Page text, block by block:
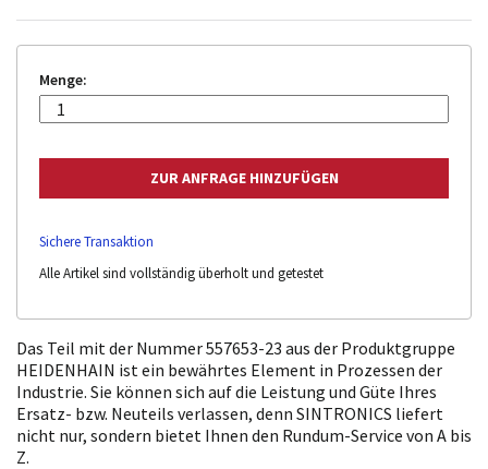
Menge:
Sichere Transaktion
Alle Artikel sind vollständig überholt und getestet
Das Teil mit der Nummer 557653-23 aus der Produktgruppe
HEIDENHAIN ist ein bewährtes Element in Prozessen der
Industrie. Sie können sich auf die Leistung und Güte Ihres
Ersatz- bzw. Neuteils verlassen, denn SINTRONICS liefert
nicht nur, sondern bietet Ihnen den Rundum-Service von A bis
Z.